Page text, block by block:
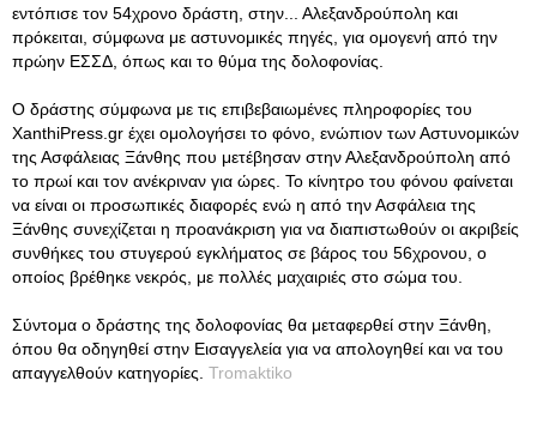
εντόπισε τον 54χρονο δράστη, στην... Αλεξανδρούπολη και
πρόκειται, σύμφωνα με αστυνομικές πηγές, για ομογενή από την
πρώην ΕΣΣΔ, όπως και το θύμα της δολοφονίας.
Ο δράστης σύμφωνα με τις επιβεβαιωμένες πληροφορίες του
XanthiPress.gr έχει ομολογήσει το φόνο, ενώπιον των Αστυνομικών
της Ασφάλειας Ξάνθης που μετέβησαν στην Αλεξανδρούπολη από
το πρωί και τον ανέκριναν για ώρες. Το κίνητρο του φόνου φαίνεται
να είναι οι προσωπικές διαφορές ενώ η από την Ασφάλεια της
Ξάνθης συνεχίζεται η προανάκριση για να διαπιστωθούν οι ακριβείς
συνθήκες του στυγερού εγκλήματος σε βάρος του 56χρονου, ο
οποίος βρέθηκε νεκρός, με πολλές μαχαιριές στο σώμα του.
Σύντομα ο δράστης της δολοφονίας θα μεταφερθεί στην Ξάνθη,
όπου θα οδηγηθεί στην Εισαγγελεία για να απολογηθεί και να του
απαγγελθούν κατηγορίες. Tromaktiko